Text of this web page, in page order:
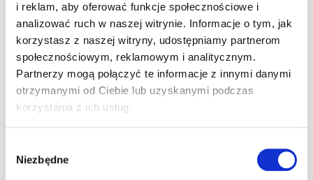
i reklam, aby oferować funkcje społecznościowe i
analizować ruch w naszej witrynie. Informacje o tym, jak
korzystasz z naszej witryny, udostępniamy partnerom
społecznościowym, reklamowym i analitycznym.
Partnerzy mogą połączyć te informacje z innymi danymi
otrzymanymi od Ciebie lub uzyskanymi podczas
korzystania z ich usług.
zgody
Niezbędne
Jazda gokartami po spożyciu alkoholu jest zabroniona !
Korzystanie ze strefy symulatorów po spożyciu alkoholu jest
Pakiet bezalkoholowy
Pakiet Alkohol 1